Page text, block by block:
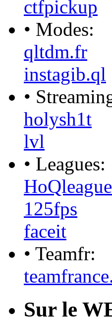
ctfpickup
• Modes:
qltdm.fr
instagib.ql
•
holysh1t
lvl
• Leagues:
125fps
faceit
• Teamfr:
Sur le